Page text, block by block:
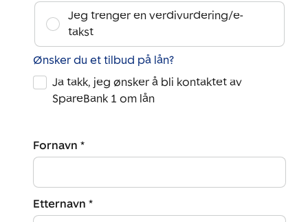
Jeg trenger en verdivurdering/e-
takst
Ønsker du et tilbud på lån?
Ja takk, jeg ønsker å bli kontaktet av
SpareBank 1 om lån
Fornavn *
Etternavn *